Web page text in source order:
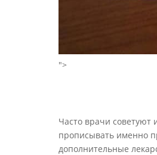
">
Часто врачи советуют
прописывать именно
дополнительные